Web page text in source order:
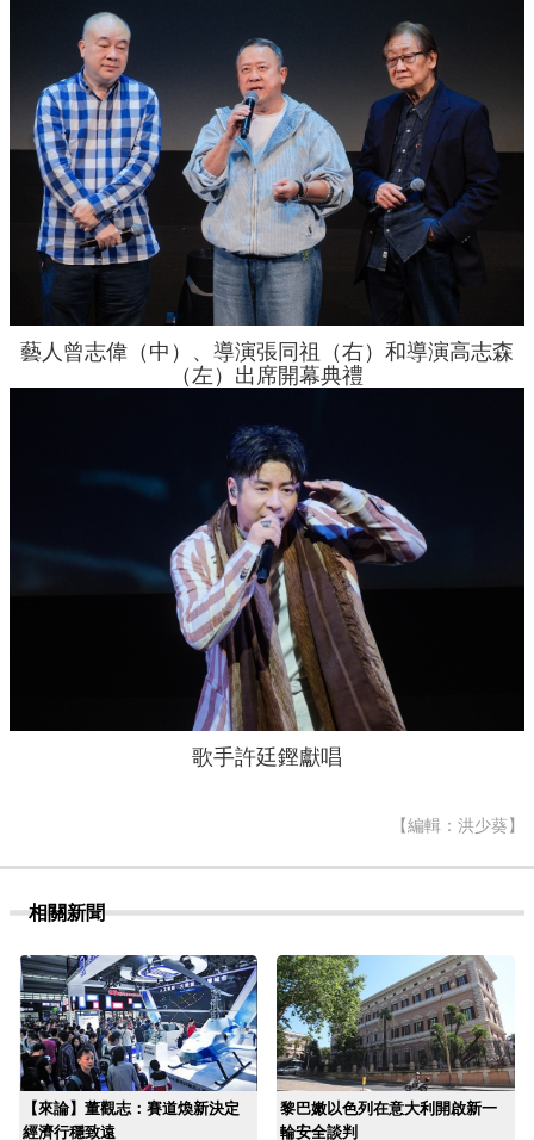
藝人曾志偉（中）、導演張同祖（右）和導演高志森
（左）出席開幕典禮
歌手許廷鏗獻唱
【編輯：洪少葵】
相關新聞
【來論】董觀志：賽道煥新決定
經濟行穩致遠
黎巴嫩以色列在意大利開啟新一
輪安全談判